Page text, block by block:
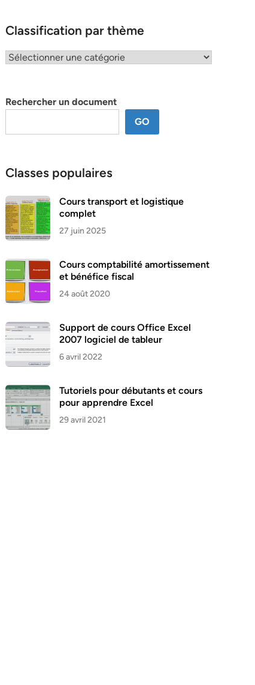
Classification par thème
Classification
Rechercher un document
GO
Classes populaires
Cours transport et logistique
complet
27 juin 2025
Cours comptabilité amortissement
et bénéfice fiscal
24 août 2020
Support de cours Office Excel
2007 logiciel de tableur
6 avril 2022
Tutoriels pour débutants et cours
pour apprendre Excel
29 avril 2021